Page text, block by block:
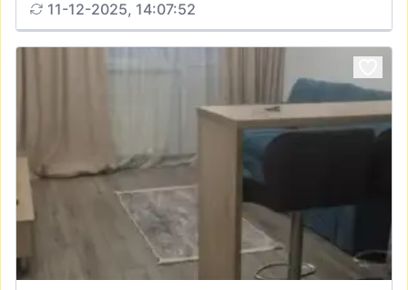
11-12-2025, 14:07:52